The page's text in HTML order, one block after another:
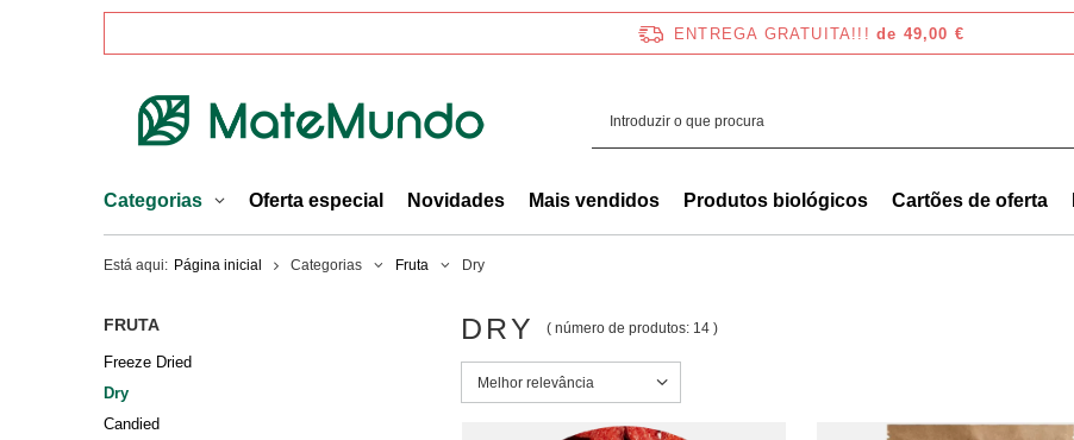
ENTREGA GRATUITA!!! de 49,00 €
Categorias Oferta especial Novidades Mais vendidos Produtos biológicos Cartões de oferta
Está aqui: Página inicial Categorias Fruta Dry
FRUTA
Freeze Dried
Dry
Candied
DRY ( número de produtos: 14 )
Alterar a ordenação
Melhor relevância